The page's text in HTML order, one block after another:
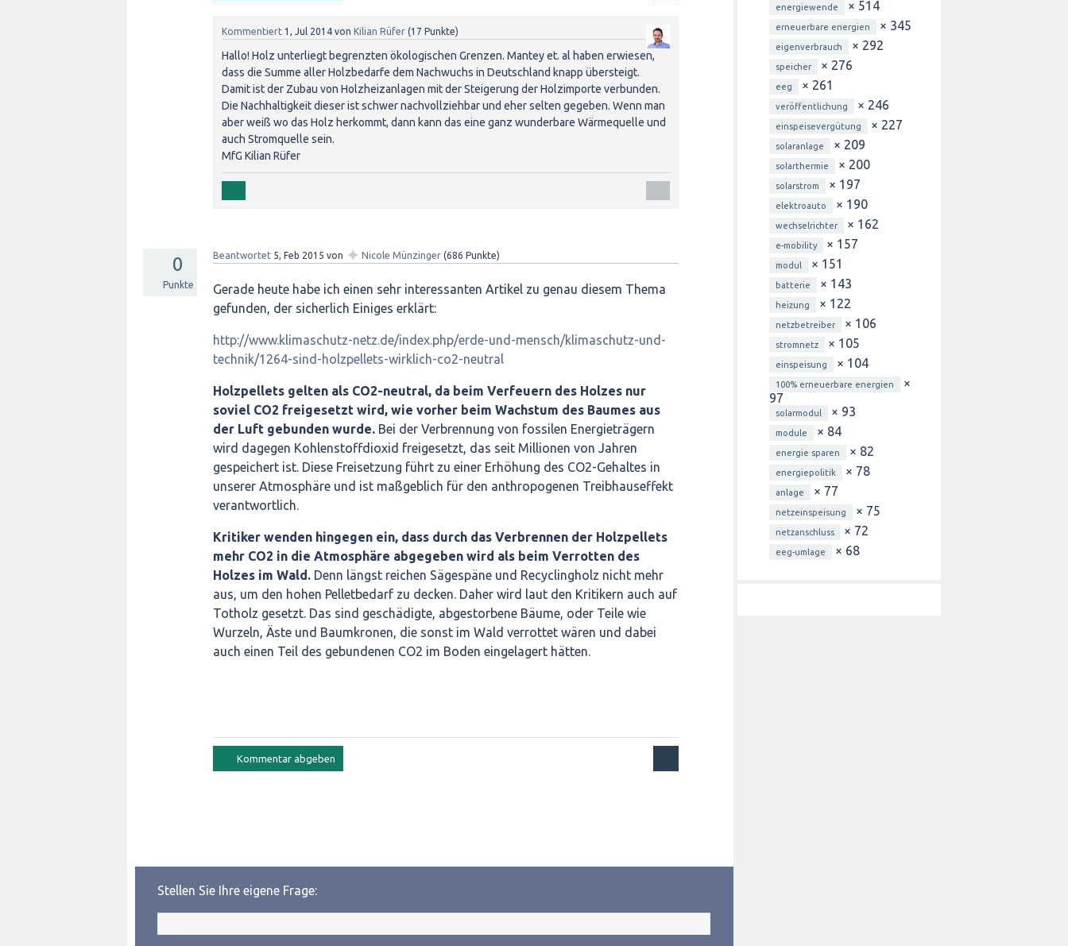
Kommentiert 1, Jul 2014 von Kilian Rüfer (17 Punkte)
Hallo! Holz unterliegt begrenzten ökologischen Grenzen. Mantey et. al haben erwiesen,
dass die Summe aller Holzbedarfe dem Nachwuchs in Deutschland knapp übersteigt.
Damit ist der Zubau von Holzheizanlagen mit der Steigerung der Holzimporte verbunden.
Die Nachhaltigkeit dieser ist schwer nachvollziehbar und eher selten gegeben. Wenn man
aber weiß wo das Holz herkommt, dann kann das eine ganz wunderbare Wärmequelle und
auch Stromquelle sein.
MfG Kilian Rüfer
0
Punkte
Beantwortet 5, Feb 2015 von ✦ Nicole Münzinger (686 Punkte)
Gerade heute habe ich einen sehr interessanten Artikel zu genau diesem Thema
gefunden, der sicherlich Einiges erklärt:
http://www.klimaschutz-netz.de/index.php/erde-und-mensch/klimaschutz-und-
technik/1264-sind-holzpellets-wirklich-co2-neutral
Holzpellets gelten als CO2-neutral, da beim Verfeuern des Holzes nur
soviel CO2 freigesetzt wird, wie vorher beim Wachstum des Baumes aus
der Luft gebunden wurde. Bei der Verbrennung von fossilen Energieträgern
wird dagegen Kohlenstoffdioxid freigesetzt, das seit Millionen von Jahren
gespeichert ist. Diese Freisetzung führt zu einer Erhöhung des CO2-Gehaltes in
unserer Atmosphäre und ist maßgeblich für den anthropogenen Treibhauseffekt
verantwortlich.
Kritiker wenden hingegen ein, dass durch das Verbrennen der Holzpellets
mehr CO2 in die Atmosphäre abgegeben wird als beim Verrotten des
Holzes im Wald. Denn längst reichen Sägespäne und Recyclingholz nicht mehr
aus, um den hohen Pelletbedarf zu decken. Daher wird laut den Kritikern auch auf
Totholz gesetzt. Das sind geschädigte, abgestorbene Bäume, oder Teile wie
Wurzeln, Äste und Baumkronen, die sonst im Wald verrottet wären und dabei
auch einen Teil des gebundenen CO2 im Boden eingelagert hätten.
Stellen Sie Ihre eigene Frage:
energiewende × 514
erneuerbare energien × 345
eigenverbrauch × 292
speicher × 276
eeg × 261
veröffentlichung × 246
einspeisevergütung × 227
solaranlage × 209
solarthermie × 200
solarstrom × 197
elektroauto × 190
wechselrichter × 162
e-mobility × 157
modul × 151
batterie × 143
heizung × 122
netzbetreiber × 106
stromnetz × 105
einspeisung × 104
100% erneuerbare energien
×
97
solarmodul × 93
module × 84
energie sparen × 82
energiepolitik × 78
anlage × 77
netzeinspeisung × 75
netzanschluss × 72
eeg-umlage × 68